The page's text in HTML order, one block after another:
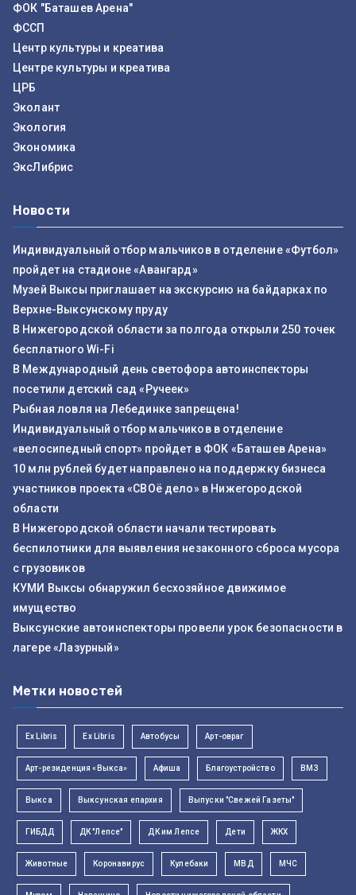
ФОК "Баташев Арена"
ФССП
Центр культуры и креатива
Центре культуры и креатива
ЦРБ
Эколант
Экология
Экономика
ЭксЛибрис
Новости
Индивидуальный отбор мальчиков в отделение «Футбол»
пройдет на стадионе «Авангард»
Музей Выксы приглашает на экскурсию на байдарках по
Верхне-Выксунскому пруду
В Нижегородской области за полгода открыли 250 точек
бесплатного Wi-Fi
В Международный день светофора автоинспекторы
посетили детский сад «Ручеек»
Рыбная ловля на Лебединке запрещена!
Индивидуальный отбор мальчиков в отделение
«велосипедный спорт» пройдет в ФОК «Баташев Арена»
10 млн рублей будет направлено на поддержку бизнеса
участников проекта «СВОё дело» в Нижегородской
области
В Нижегородской области начали тестировать
беспилотники для выявления незаконного сброса мусора
с грузовиков
КУМИ Выксы обнаружил бесхозяйное движимое
имущество
Выксунские автоинспекторы провели урок безопасности в
лагере «Лазурный»
Метки новостей
Ex Libris Ex Libris Автобусы Арт-овраг
Арт-резиденция «Выкса» Афиша Благоустройство ВМЗ
Выкса Выксунская епархия Выпуски "Свежей Газеты"
ГИБДД ДК "Лепсе" ДК им Лепсе Дети ЖКХ
Животные Коронавирус Кулебаки МВД МЧС